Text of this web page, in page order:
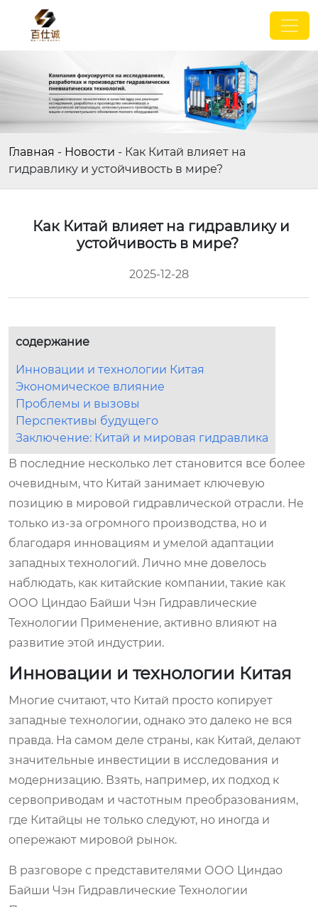
Главная - Новости - Как Китай влияет на
гидравлику и устойчивость в мире?
Как Китай влияет на гидравлику и
устойчивость в мире?
2025-12-28
содержание
Инновации и технологии Китая
Экономическое влияние
Проблемы и вызовы
Перспективы будущего
Заключение: Китай и мировая гидравлика
В последние несколько лет становится все более
очевидным, что Китай занимает ключевую
позицию в мировой гидравлической отрасли. Не
только из-за огромного производства, но и
благодаря инновациям и умелой адаптации
западных технологий. Лично мне довелось
наблюдать, как китайские компании, такие как
ООО Циндао Байши Чэн Гидравлические
Технологии Применение, активно влияют на
развитие этой индустрии.
Инновации и технологии Китая
Многие считают, что Китай просто копирует
западные технологии, однако это далеко не вся
правда. На самом деле страны, как Китай, делают
значительные инвестиции в исследования и
модернизацию. Взять, например, их подход к
сервоприводам и частотным преобразованиям,
где Китайцы не только следуют, но иногда и
опережают мировой рынок.
В разговоре с представителями ООО Циндао
Байши Чэн Гидравлические Технологии